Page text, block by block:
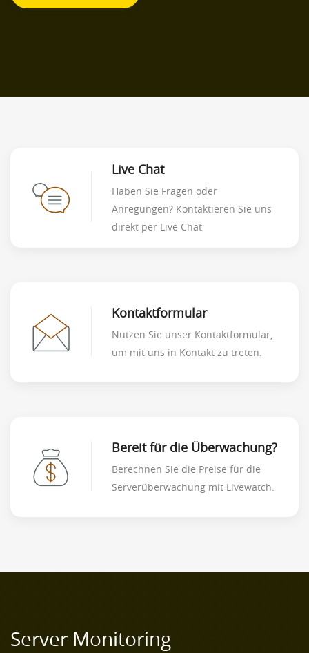
Live Chat
Haben Sie Fragen oder
Anregungen? Kontaktieren Sie uns
direkt per Live Chat
Kontaktformular
Nutzen Sie unser Kontaktformular,
um mit uns in Kontakt zu treten.
Bereit für die Überwachung?
Berechnen Sie die Preise für die
Serverüberwachung mit Livewatch.
Server Monitoring